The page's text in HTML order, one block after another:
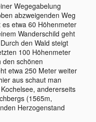
Wegegabelung
abzweigenden Weg
etwa 60 Höhenmeter
Wanderschild geht
den Wald steigt
100 Höhenmeter
den schönen
etwa 250 Meter weiter
aus schaut man
andererseits
(1565m,
Herzogenstand